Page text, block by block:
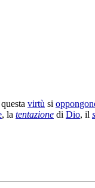
virtù si
, la tentazione di Dio, il